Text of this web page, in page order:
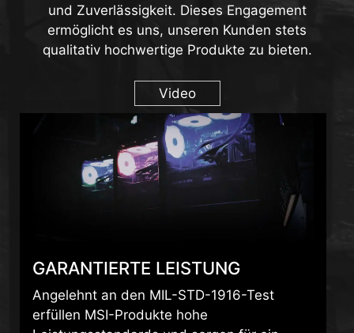
und Zuverlässigkeit. Dieses Engagement
ermöglicht es uns, unseren Kunden stets
qualitativ hochwertige Produkte zu bieten.
Video
GARANTIERTE LEISTUNG
Angelehnt an den MIL-STD-1916-Test
erfüllen MSI-Produkte hohe